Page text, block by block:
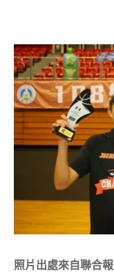
照片出處來自聯合報